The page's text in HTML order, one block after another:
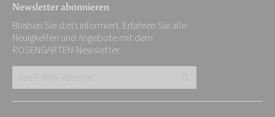
Newsletter abonnieren
Bleiben Sie stets informiert. Erfahren Sie alle
Neuigkeiten und Angebote mit dem
ROSENGARTEN-Newsletter.